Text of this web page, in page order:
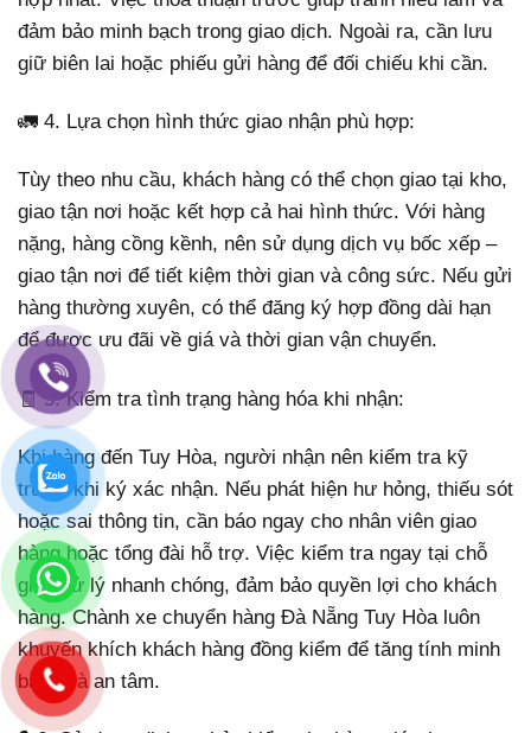
đảm bảo minh bạch trong giao dịch. Ngoài ra, cần lưu
giữ biên lai hoặc phiếu gửi hàng để đối chiếu khi cần.
🚛 4. Lựa chọn hình thức giao nhận phù hợp:
Tùy theo nhu cầu, khách hàng có thể chọn giao tại kho,
giao tận nơi hoặc kết hợp cả hai hình thức. Với hàng
nặng, hàng cồng kềnh, nên sử dụng dịch vụ bốc xếp –
giao tận nơi để tiết kiệm thời gian và công sức. Nếu gửi
hàng thường xuyên, có thể đăng ký hợp đồng dài hạn
để được ưu đãi về giá và thời gian vận chuyển.
🧾 5. Kiểm tra tình trạng hàng hóa khi nhận:
Khi hàng đến Tuy Hòa, người nhận nên kiểm tra kỹ
trước khi ký xác nhận. Nếu phát hiện hư hỏng, thiếu sót
hoặc sai thông tin, cần báo ngay cho nhân viên giao
hàng hoặc tổng đài hỗ trợ. Việc kiểm tra ngay tại chỗ
giúp xử lý nhanh chóng, đảm bảo quyền lợi cho khách
hàng. Chành xe chuyển hàng Đà Nẵng Tuy Hòa luôn
khuyến khích khách hàng đồng kiểm để tăng tính minh
bạch và an tâm.